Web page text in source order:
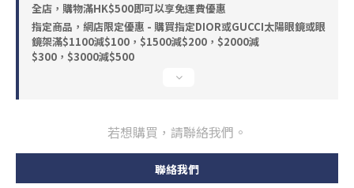
全店，購物滿HK$500即可以享免運費優惠
指定商品，網店限定優惠 - 購買指定DIOR或GUCCI太陽眼鏡或眼
鏡架滿$1100減$100，$1500減$200，$2000減
$300，$3000減$500
若想購買，請聯絡我們。
聯絡我們